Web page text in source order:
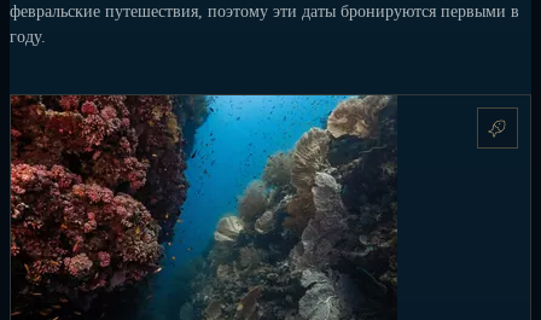
февральские путешествия, поэтому эти даты бронируются первыми в
году.